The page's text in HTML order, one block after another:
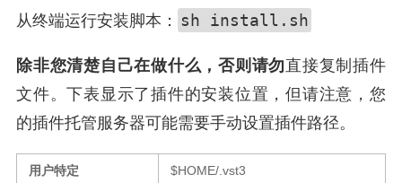
从终端运行安装脚本： sh install.sh
除非您清楚自己在做什么，否则请勿直接复制插件
文件。下表显示了插件的安装位置，但请注意，您
的插件托管服务器可能需要手动设置插件路径。
用户特定 $HOME/.vst3